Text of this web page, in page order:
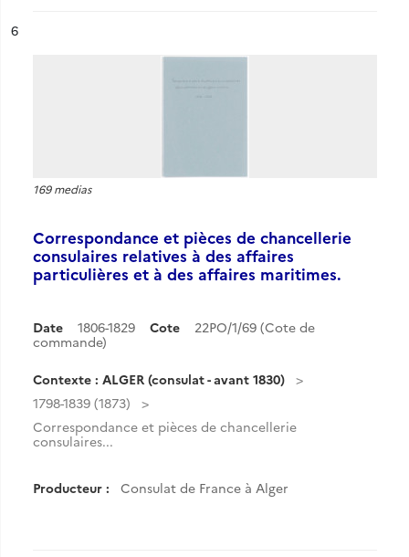
n°
6
169 medias
Correspondance et pièces de chancellerie
consulaires relatives à des affaires
particulières et à des affaires maritimes.
Date 1806-1829 Cote
22PO/1/69 (Cote de
commande)
Contexte : ALGER (consulat - avant 1830)
1798-1839 (1873)
Correspondance et pièces de chancellerie
consulaires...
Producteur : Consulat de France à Alger